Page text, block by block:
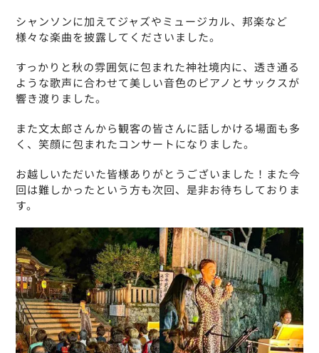
シャンソンに加えてジャズやミュージカル、邦楽など
様々な楽曲を披露してくださいました。
すっかりと秋の雰囲気に包まれた神社境内に、透き通る
ような歌声に合わせて美しい音色のピアノとサックスが
響き渡りました。
また文太郎さんから観客の皆さんに話しかける場面も多
く、笑顔に包まれたコンサートになりました。
お越しいただいた皆様ありがとうございました！また今
回は難しかったという方も次回、是非お待ちしておりま
す。